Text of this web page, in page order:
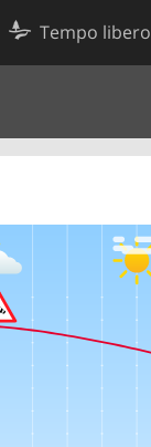
Tempo libero
Preferenze cookie